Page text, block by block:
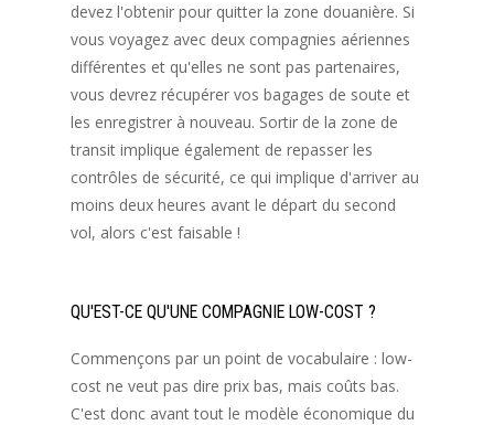
devez l'obtenir pour quitter la zone douanière. Si
vous voyagez avec deux compagnies aériennes
différentes et qu'elles ne sont pas partenaires,
vous devrez récupérer vos bagages de soute et
les enregistrer à nouveau. Sortir de la zone de
transit implique également de repasser les
contrôles de sécurité, ce qui implique d'arriver au
moins deux heures avant le départ du second
vol, alors c'est faisable !
QU'EST-CE QU'UNE COMPAGNIE LOW-COST ?
Commençons par un point de vocabulaire : low-
cost ne veut pas dire prix bas, mais coûts bas.
C'est donc avant tout le modèle économique du